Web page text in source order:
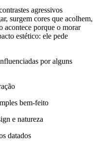
agressivos
surgem cores que acolhem,
acontece porque o morar
estético: ele pede
por alguns
bem-feito
e natureza
datados